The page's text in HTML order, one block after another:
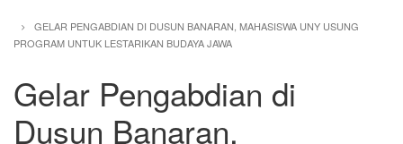
GELAR PENGABDIAN DI DUSUN BANARAN, MAHASISWA UNY USUNG
PROGRAM UNTUK LESTARIKAN BUDAYA JAWA
Gelar Pengabdian di
Dusun Banaran,